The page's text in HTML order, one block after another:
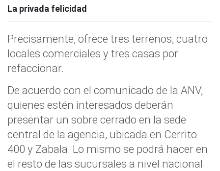
La privada felicidad
Precisamente, ofrece tres terrenos, cuatro
locales comerciales y tres casas por
refaccionar.
De acuerdo con el comunicado de la ANV,
quienes estén interesados deberán
presentar un sobre cerrado en la sede
central de la agencia, ubicada en Cerrito
400 y Zabala. Lo mismo se podrá hacer en
el resto de las sucursales a nivel nacional